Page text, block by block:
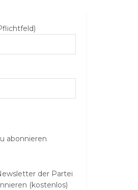
abonnieren
der Partei
(kostenlos)